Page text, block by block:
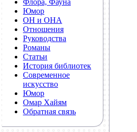
Флора, Фауна
Юмор
ОН и ОНА
Отношения
Руководства
Романы
Статьи
История библиотек
Современное
искусство
Юмор
Омар Хайям
Обратная связь